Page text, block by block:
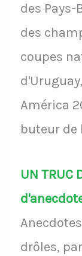
des Pays-
des
coupes
América
buteur de
UN TRUC
drôles,